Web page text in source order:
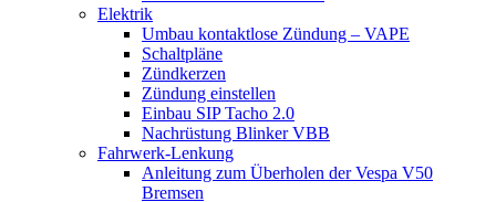
Elektrik
Umbau kontaktlose Zündung – VAPE
Schaltpläne
Zündkerzen
Zündung einstellen
Einbau SIP Tacho 2.0
Nachrüstung Blinker VBB
Fahrwerk-Lenkung
Anleitung zum Überholen der Vespa V50
Bremsen